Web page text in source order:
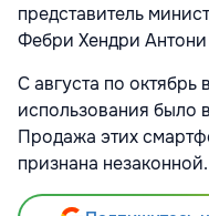
представитель
Фебри Хендри
С августа по
использования было
Продажа этих
признана незаконной.